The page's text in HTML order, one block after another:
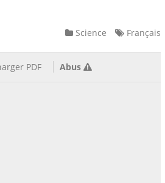
Science Français
PDF Abus